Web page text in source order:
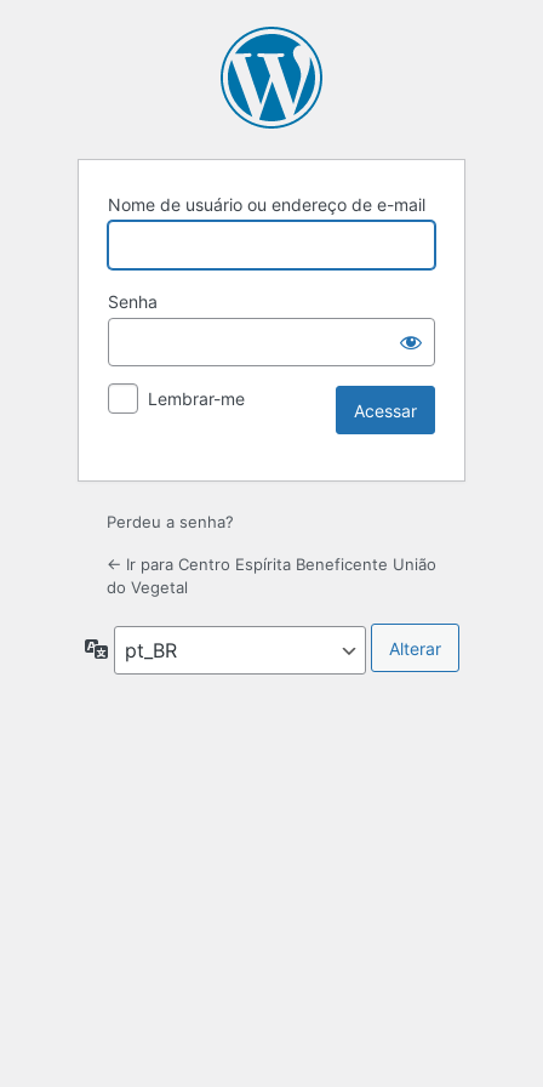
Nome de usuário ou endereço de e-mail
Senha
Lembrar-me
Perdeu a senha?
← Ir para Centro Espírita Beneficente União
do Vegetal
Idioma